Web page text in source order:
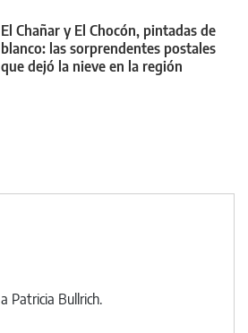
El Chañar y El Chocón, pintadas de
blanco: las sorprendentes postales
que dejó la nieve en la región